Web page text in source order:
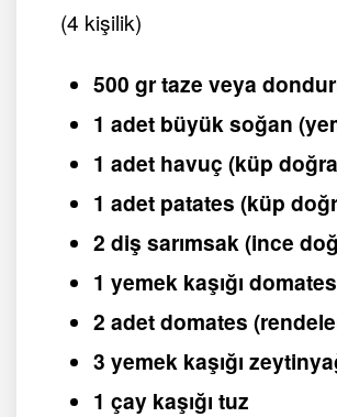
(4 kişilik)
500 gr taze veya
1 adet büyük soğan
1 adet havuç (küp
1 adet patates (küp
2 diş sarımsak (ince
1 yemek kaşığı
2 adet domates
3 yemek kaşığı
1 çay kaşığı tuz